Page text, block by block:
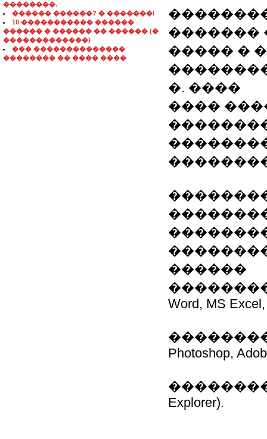
��������.
������ ������? � �������!
10 ����������� ������
������ � ������ �� ������ (�
�������������)
��� ��������������
�������� �� ���� ����
�������
����� �
�. ����
����
������
Word, MS
Photoshop,
��������
Explorer).